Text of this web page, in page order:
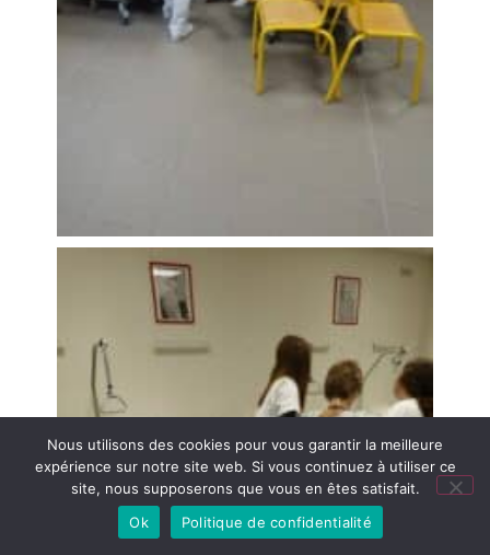
Agenda
Nous utilisons des cookies pour vous garantir la meilleure
expérience sur notre site web. Si vous continuez à utiliser ce
site, nous supposerons que vous en êtes satisfait.
Ok
Politique de confidentialité